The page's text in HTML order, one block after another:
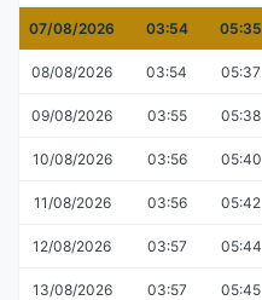
07/08/2026 03:54 05:35
08/08/2026 03:54 05:37
09/08/2026 03:55 05:38
10/08/2026 03:56 05:40
11/08/2026 03:56 05:42
12/08/2026 03:57 05:44
13/08/2026 03:57 05:45